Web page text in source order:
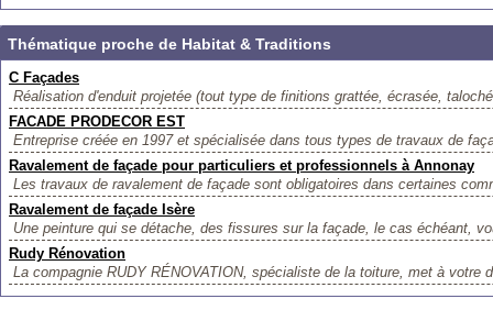
Thématique proche de Habitat & Traditions
C Façades
Réalisation d'enduit projetée (tout type de finitions grattée, écrasée,
FACADE PRODECOR EST
Entreprise créée en 1997 et spécialisée dans tous types de travaux de
Ravalement de façade pour particuliers et professionnels à Annonay
Les travaux de ravalement de façade sont obligatoires dans certaines
Ravalement de façade Isère
Une peinture qui se détache, des fissures sur la façade, le cas échéant,
Rudy Rénovation
La compagnie RUDY RÉNOVATION, spécialiste de la toiture, met à votre